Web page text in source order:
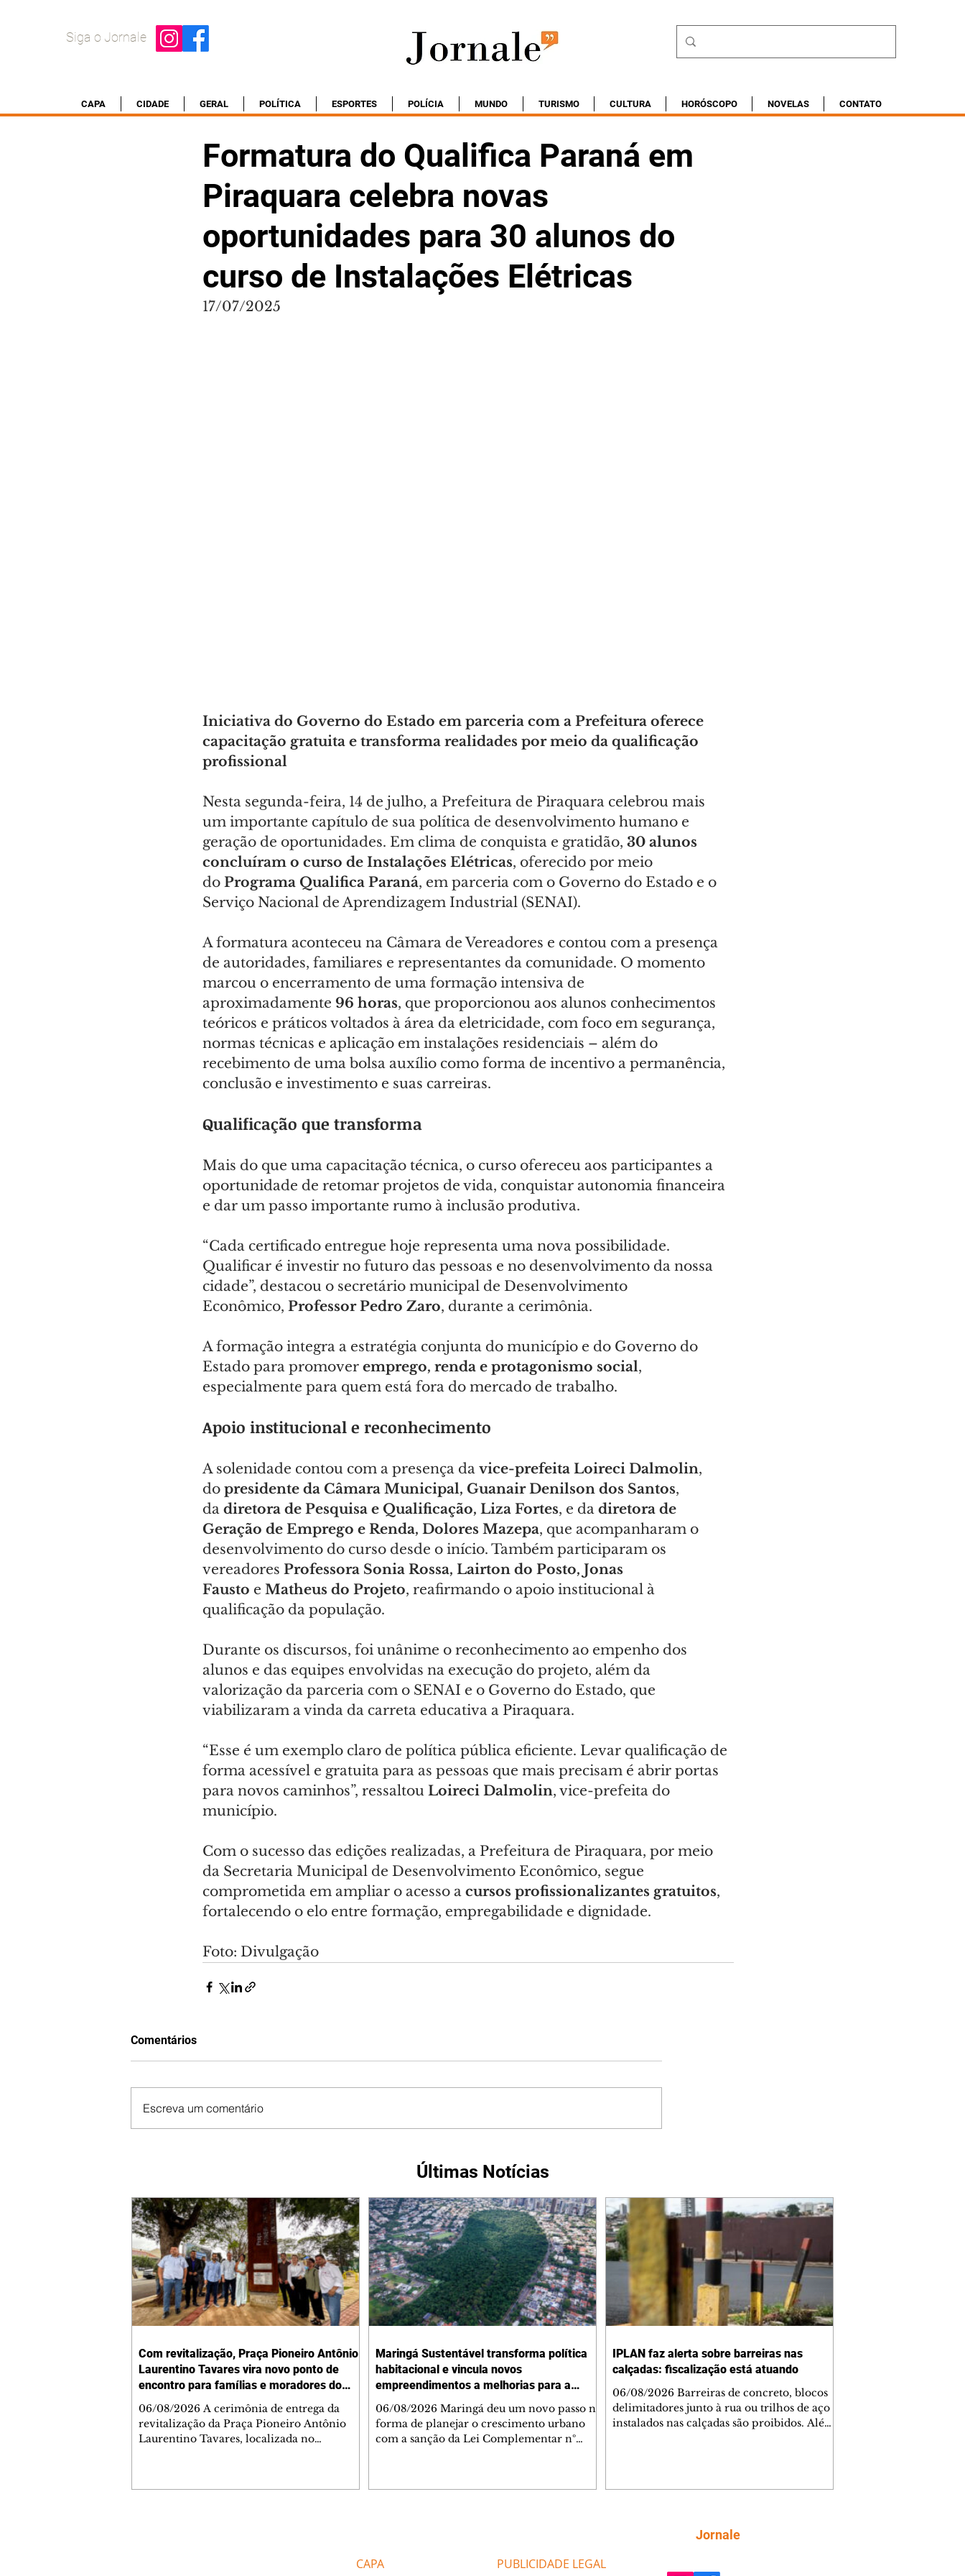
Siga o Jornale
CAPA CIDADE GERAL POLÍTICA ESPORTES POLÍCIA MUNDO TURISMO CULTURA HORÓSCOPO NOVELAS CONTATO
Formatura do Qualifica Paraná em
Piraquara celebra novas
oportunidades para 30 alunos do
curso de Instalações Elétricas
17/07/2025
Iniciativa do Governo do Estado em parceria com a Prefeitura oferece
capacitação gratuita e transforma realidades por meio da qualificação
profissional
Nesta segunda-feira, 14 de julho, a Prefeitura de Piraquara celebrou mais
um importante capítulo de sua política de desenvolvimento humano e
geração de oportunidades. Em clima de conquista e gratidão, 30 alunos
concluíram o curso de Instalações Elétricas, oferecido por meio
do Programa Qualifica Paraná, em parceria com o Governo do Estado e o
Serviço Nacional de Aprendizagem Industrial (SENAI).
A formatura aconteceu na Câmara de Vereadores e contou com a presença
de autoridades, familiares e representantes da comunidade. O momento
marcou o encerramento de uma formação intensiva de
aproximadamente 96 horas, que proporcionou aos alunos conhecimentos
teóricos e práticos voltados à área da eletricidade, com foco em segurança,
normas técnicas e aplicação em instalações residenciais – além do
recebimento de uma bolsa auxílio como forma de incentivo a permanência,
conclusão e investimento e suas carreiras.
Qualificação que transforma
Mais do que uma capacitação técnica, o curso ofereceu aos participantes a
oportunidade de retomar projetos de vida, conquistar autonomia financeira
e dar um passo importante rumo à inclusão produtiva.
“Cada certificado entregue hoje representa uma nova possibilidade.
Qualificar é investir no futuro das pessoas e no desenvolvimento da nossa
cidade”, destacou o secretário municipal de Desenvolvimento
Econômico, Professor Pedro Zaro, durante a cerimônia.
A formação integra a estratégia conjunta do município e do Governo do
Estado para promover emprego, renda e protagonismo social,
especialmente para quem está fora do mercado de trabalho.
Apoio institucional e reconhecimento
A solenidade contou com a presença da vice-prefeita Loireci Dalmolin,
do presidente da Câmara Municipal, Guanair Denilson dos Santos,
da diretora de Pesquisa e Qualificação, Liza Fortes, e da diretora de
Geração de Emprego e Renda, Dolores Mazepa, que acompanharam o
desenvolvimento do curso desde o início. Também participaram os
vereadores Professora Sonia Rossa, Lairton do Posto, Jonas
Fausto e Matheus do Projeto, reafirmando o apoio institucional à
qualificação da população.
Durante os discursos, foi unânime o reconhecimento ao empenho dos
alunos e das equipes envolvidas na execução do projeto, além da
valorização da parceria com o SENAI e o Governo do Estado, que
viabilizaram a vinda da carreta educativa a Piraquara.
“Esse é um exemplo claro de política pública eficiente. Levar qualificação de
forma acessível e gratuita para as pessoas que mais precisam é abrir portas
para novos caminhos”, ressaltou Loireci Dalmolin, vice-prefeita do
município.
Com o sucesso das edições realizadas, a Prefeitura de Piraquara, por meio
da Secretaria Municipal de Desenvolvimento Econômico, segue
comprometida em ampliar o acesso a cursos profissionalizantes gratuitos,
fortalecendo o elo entre formação, empregabilidade e dignidade.
Foto: Divulgação
Comentários
Escreva um comentário
Últimas Notícias
Com revitalização, Praça Pioneiro Antônio
Laurentino Tavares vira novo ponto de
encontro para famílias e moradores do
Jardim Liberdade
06/08/2026 A cerimônia de entrega da
revitalização da Praça Pioneiro Antônio
Laurentino Tavares, localizada no
Maringá Sustentável transforma política
habitacional e vincula novos
empreendimentos a melhorias para a
cidade
06/08/2026 Maringá deu um novo passo na
forma de planejar o crescimento urbano
com a sanção da Lei Complementar nº
avanço da lei é mudar a lógica de concessão
IPLAN faz alerta sobre barreiras nas
calçadas: fiscalização está atuando
06/08/2026 Barreiras de concreto, blocos
delimitadores junto à rua ou trilhos de aço
instalados nas calçadas são proibidos. Além
(IPLAN), que está intensificando a
fiscalização sobre as calçadas, o que inclui
CAPA
PUBLICIDADE LEGAL
Jornale